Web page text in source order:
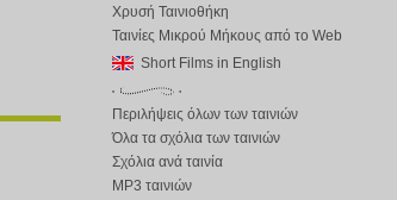
Χρυσή Ταινιοθήκη
Ταινίες Μικρού Μήκους από το Web
Short Films in English
Περιλήψεις όλων των ταινιών
Όλα τα σχόλια των ταινιών
Σχόλια ανά ταινία
MP3 ταινιών